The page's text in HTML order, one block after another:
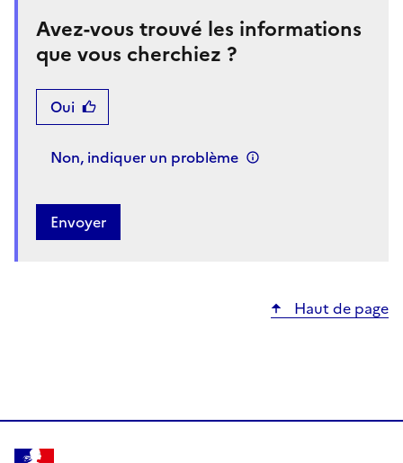
Avez-vous trouvé les informations
que vous cherchiez ?
Oui
Non, indiquer un problème
Haut de page